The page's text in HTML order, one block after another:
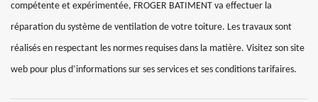
compétente et expérimentée, FROGER BATIMENT va effectuer la
réparation du système de ventilation de votre toiture. Les travaux sont
réalisés en respectant les normes requises dans la matière. Visitez son site
web pour plus d’informations sur ses services et ses conditions tarifaires.